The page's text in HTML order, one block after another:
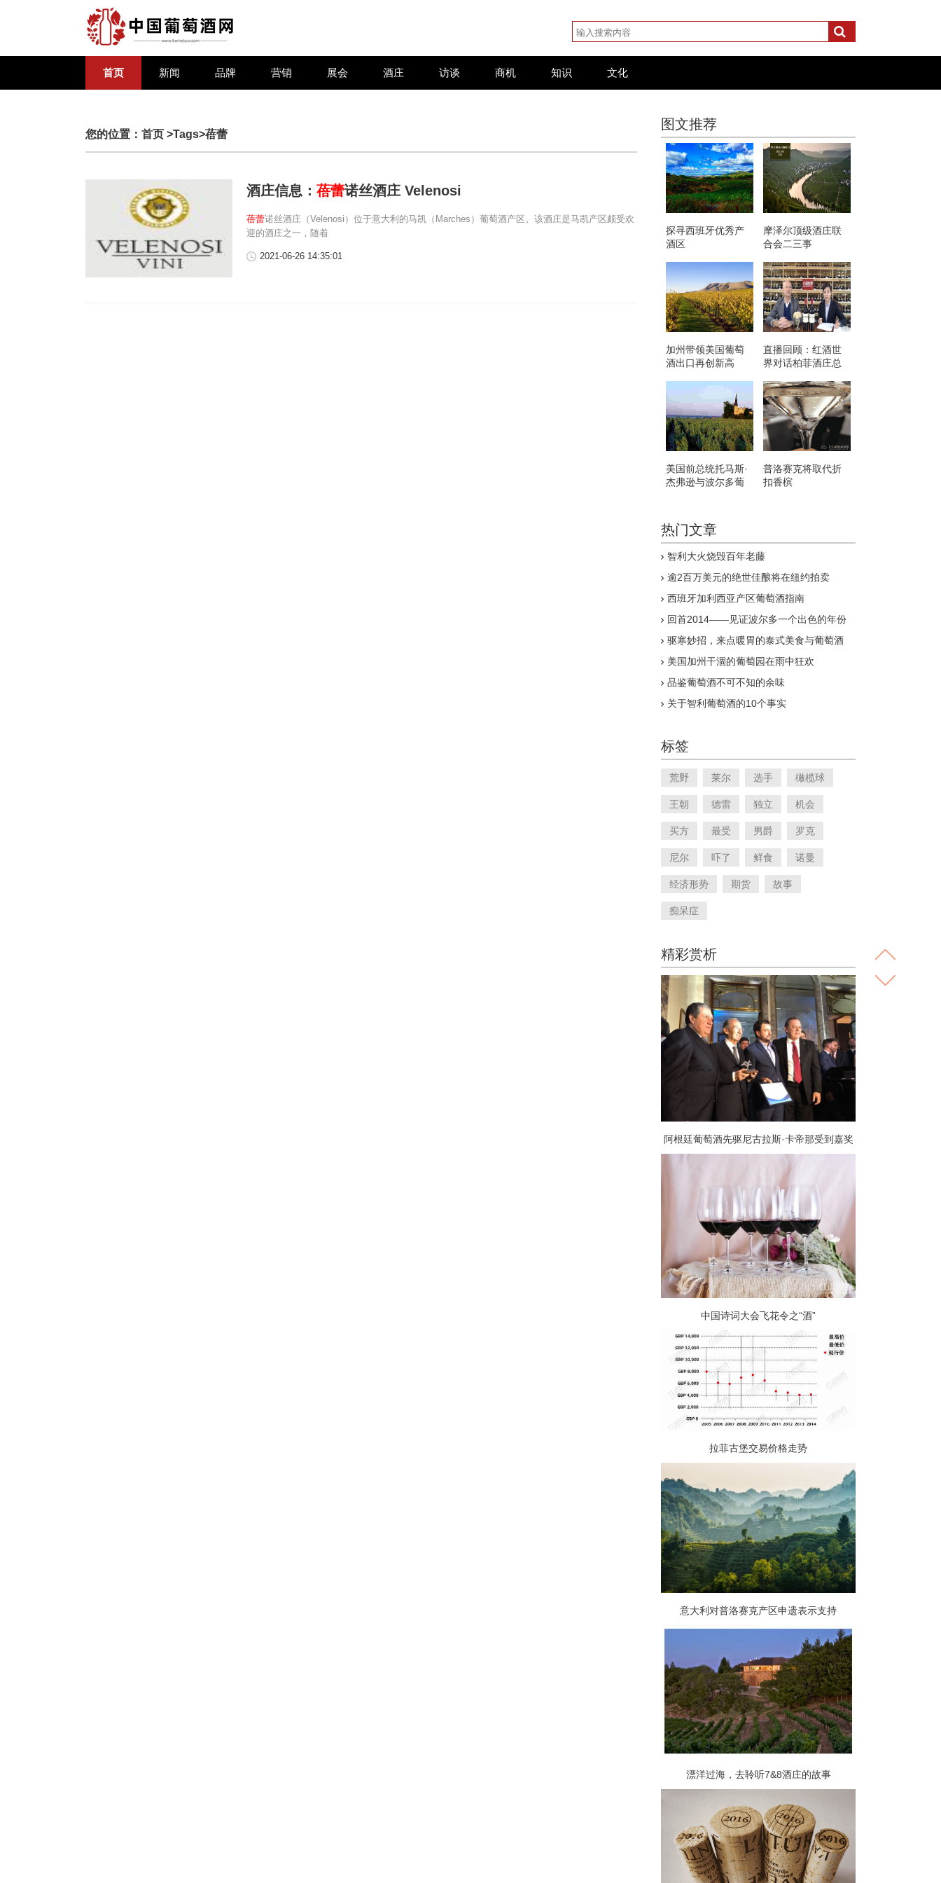
首页 新闻 品牌 营销 展会 酒庄 访谈 商机 知识 文化
您的位置： 首页 >Tags>蓓蕾
酒庄信息： 蓓蕾诺丝酒庄 Velenosi
蓓蕾诺丝酒庄（Velenosi）位于意大利的马凯（Marches）葡萄酒产区。该酒庄是马凯产区颇受欢
迎的酒庄之一，随着
2021-06-26 14:35:01
图文推荐
探寻西班牙优秀产
酒区
摩泽尔顶级酒庄联
合会二三事
加州带领美国葡萄
酒出口再创新高
直播回顾：红酒世
界对话柏菲酒庄总
美国前总统托马斯·
杰弗逊与波尔多葡
普洛赛克将取代折
扣香槟
热门文章
智利大火烧毁百年老藤
逾2百万美元的绝世佳酿将在纽约拍卖
西班牙加利西亚产区葡萄酒指南
回首2014——见证波尔多一个出色的年份
驱寒妙招，来点暖胃的泰式美食与葡萄酒
美国加州干涸的葡萄园在雨中狂欢
品鉴葡萄酒不可不知的余味
关于智利葡萄酒的10个事实
标签
荒野 莱尔 选手 橄榄球
王朝 德雷 独立 机会
买方 最受 男爵 罗克
尼尔 吓了 鲜食 诺曼
经济形势 期货 故事
痴呆症
精彩赏析
阿根廷葡萄酒先驱尼古拉斯·卡帝那受到嘉奖
中国诗词大会飞花令之“酒”
拉菲古堡交易价格走势
意大利对普洛赛克产区申遗表示支持
漂洋过海，去聆听7&8酒庄的故事